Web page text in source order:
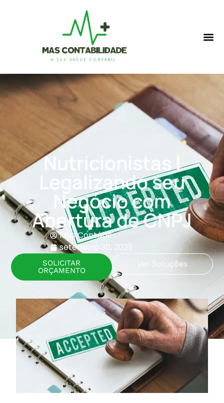
Nutricionistas |
Legalizando seu
Negócio com
Abertura de CNPJ
Mas Contábil
setembro 30, 2025
SOLICITAR
ORÇAMENTO
Ver Soluções